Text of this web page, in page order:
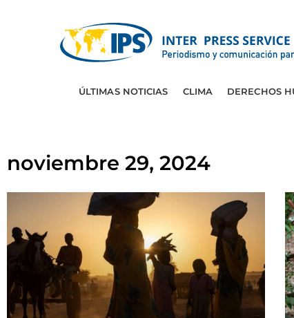
ÚLTIMAS NOTICIAS CLIMA DERECHOS
noviembre 29, 2024